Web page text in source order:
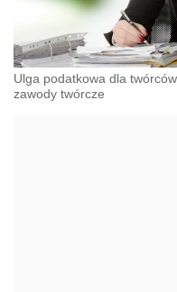
Ulga podatkowa dla
zawody twórcze